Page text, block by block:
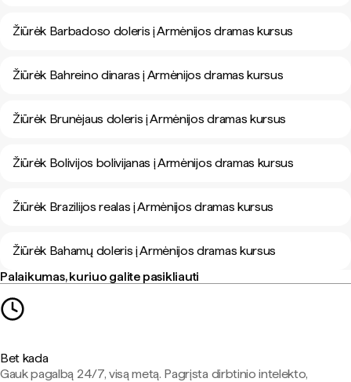
Žiūrėk Barbadoso doleris į Armėnijos dramas kursus
Žiūrėk Bahreino dinaras į Armėnijos dramas kursus
Žiūrėk Brunėjaus doleris į Armėnijos dramas kursus
Žiūrėk Bolivijos bolivijanas į Armėnijos dramas kursus
Žiūrėk Brazilijos realas į Armėnijos dramas kursus
Žiūrėk Bahamų doleris į Armėnijos dramas kursus
Palaikumas, kuriuo galite pasikliauti
Bet kada
Gauk pagalbą 24/7, visą metą. Pagrįsta dirbtinio intelekto,